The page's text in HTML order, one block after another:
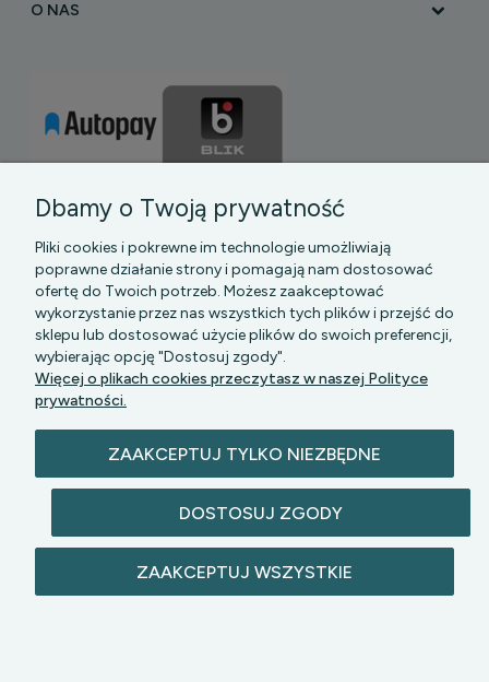
O NAS
PGK MAZOWSZE SP Z O.O.|| Bartycka 24-210B,
00-716 WARSZAWA, woj. mazowieckie || NIP:
zastrzeżone.
Dbamy o Twoją prywatność
Pliki cookies i pokrewne im technologie umożliwiają
poprawne działanie strony i pomagają nam dostosować
ofertę do Twoich potrzeb. Możesz zaakceptować
wykorzystanie przez nas wszystkich tych plików i przejść do
sklepu lub dostosować użycie plików do swoich preferencji,
wybierając opcję "Dostosuj zgody".
Więcej o plikach cookies przeczytasz w naszej Polityce
prywatności.
ZAAKCEPTUJ TYLKO NIEZBĘDNE
DOSTOSUJ ZGODY
ZAAKCEPTUJ WSZYSTKIE